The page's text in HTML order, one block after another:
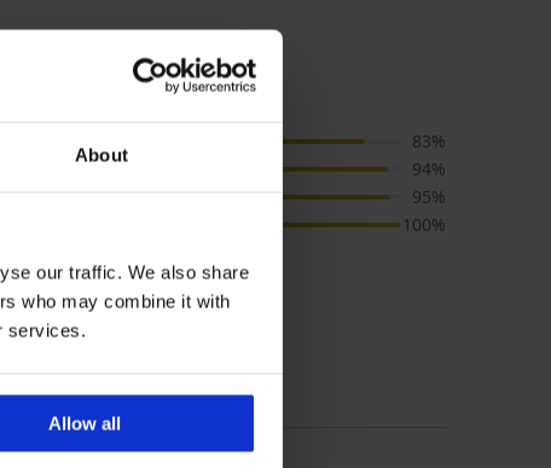
About
our traffic. We also share
who may combine it with
services.
Allow all
83%
Méret
94%
Minőség
95%
100%
megvásárolt